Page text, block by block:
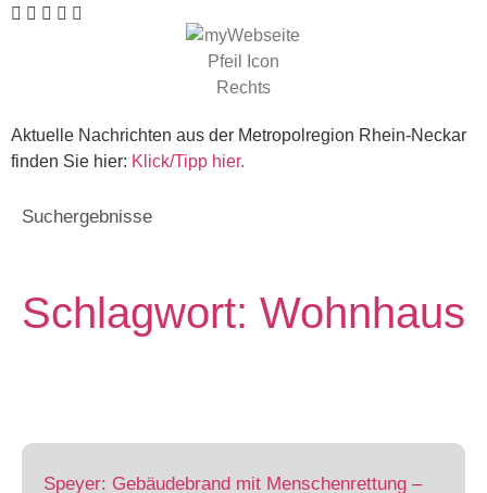
Aktuelle Nachrichten aus der Metropolregion Rhein-Neckar
finden Sie hier: Klick/Tipp hier.
Suchergebnisse
Schlagwort: Wohnhaus
Speyer: Gebäudebrand mit Menschenrettung –